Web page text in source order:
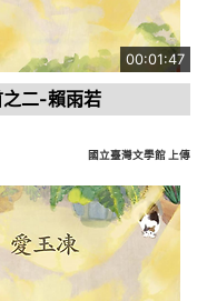
00:01:47
二-賴雨若
國立臺灣文學館 上傳